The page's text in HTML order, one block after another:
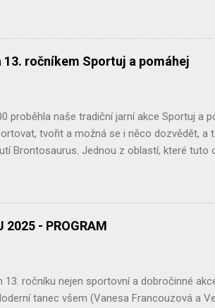
veřejnost poputuje hnutí Brontosaurus na
věc! Pátek (21. 3.) - YPEF 2025 –
Geologické olympiády – Muzeum Vysočiny
ročníkem Sportuj a pomáhej
proběhla naše tradiční jarní akce Sportuj a
tvořit a možná se i něco dozvědět,
Brontosaurus. Jednou z oblastí, které
826 Kč. Děkujeme moc. Našimi
a zajistí, co je potřeba. Bez jejich
jsou desítky členek a členů Ekoklubu
2025 - PROGRAM
13. ročníku nejen sportovní a dobročinné
tanec všem (Vanesa Francouzová a